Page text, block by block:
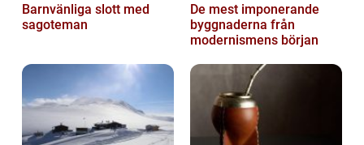
Barnvänliga slott med
sagoteman
De mest imponerande
byggnaderna från
modernismens början